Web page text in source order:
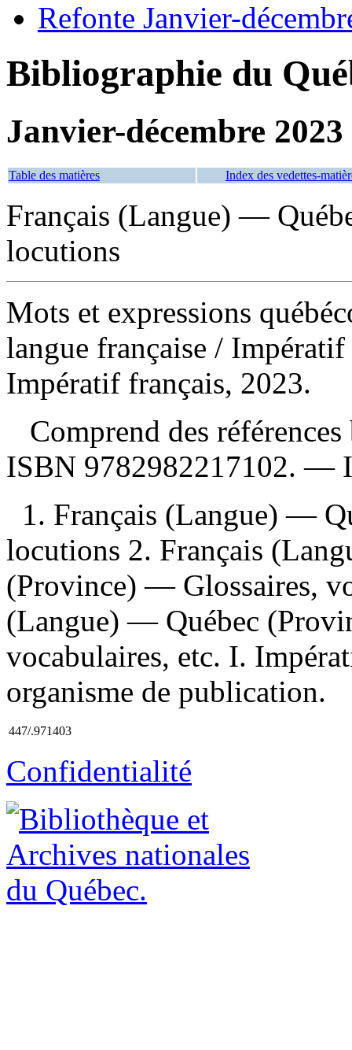
Refonte Janvier-
Bibliographie du
Janvier-décembre 2023
Table des matières Index des vedettes-
Français (Langue) —
locutions
Mots et expressions
langue française / Impératif
Impératif français, 2023.
Comprend des
ISBN 9782982217102. —
1. Français (Langue) —
locutions 2. Français
(Province) — Glossaires,
(Langue) — Québec
vocabulaires, etc. I.
organisme de publication.
447/.971403
Confidentialité